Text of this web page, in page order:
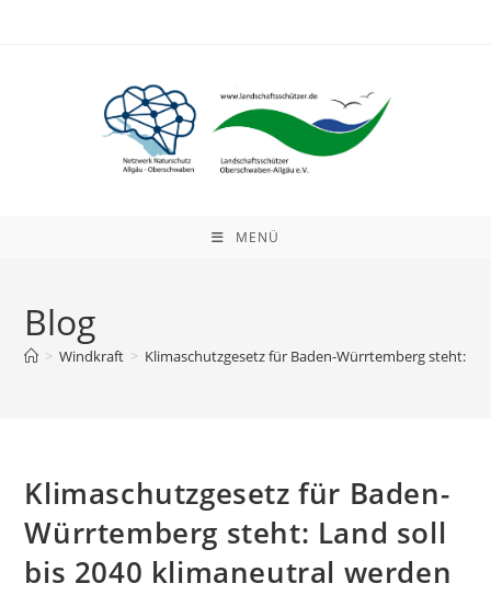
MENÜ
Blog
> Windkraft > Klimaschutzgesetz für Baden-Würrtemberg steht:
Klimaschutzgesetz für Baden-
Würrtemberg steht: Land soll
bis 2040 klimaneutral werden